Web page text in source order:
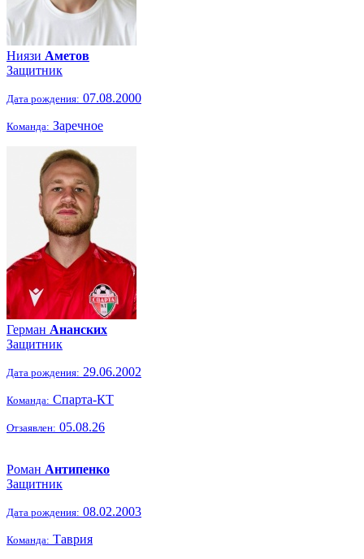
Ниязи Аметов
Защитник
Дата рождения: 07.08.2000
Команда: Заречное
Герман Ананских
Защитник
Дата рождения: 29.06.2002
Команда: Спарта-КТ
Отзаявлен: 05.08.26
Роман Антипенко
Защитник
Дата рождения: 08.02.2003
Команда: Таврия